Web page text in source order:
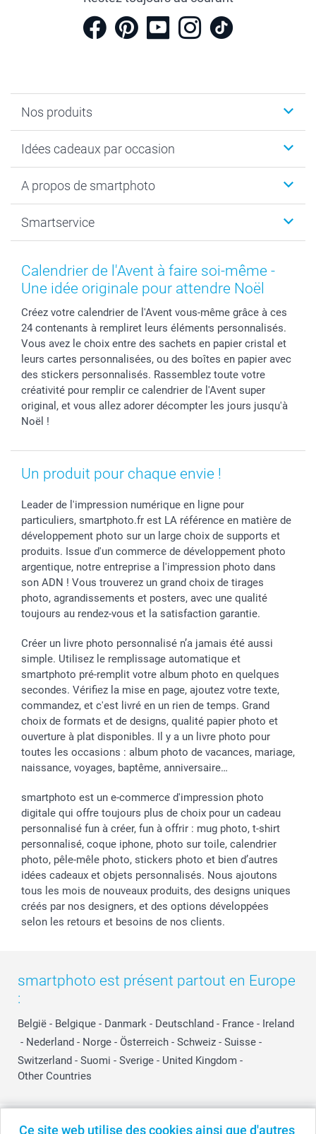
Ce site web utilise des cookies ainsi que d'autres
Nos produits
Calendrier photo & Agenda photo
Tirage photo & agrandissement
Faire-part & Cartes
Coques smartphone
Stickers & Etiquettes
Dénicheur d'idées cadeau
Idées cadeaux par occasion
Anniversaire
Naissance & baptême
Fête des Mères
Fête des Pères
Baptême
Toussaint
Rentrée des classes
Saint-Valentin
Vacances
A propos de smartphoto
Plan du site
Droit de rétraction
Plaintes
Gestion des cookies
Tarifs
Partenariats & Influence
Investisseurs
Smartservice
Aide
smartbonus
Livraison
Modes de paiement
Grandes quantités
Statut de ma commande
Calendrier de l'Avent à faire soi-même -
Une idée originale pour attendre Noël
Créez votre calendrier de l'Avent vous-même grâce à ces
24 contenants à rempliret leurs éléments personnalisés.
Vous avez le choix entre des sachets en papier cristal et
leurs cartes personnalisées, ou des boîtes en papier avec
des stickers personnalisés. Rassemblez toute votre
créativité pour remplir ce calendrier de l'Avent super
original, et vous allez adorer décompter les jours jusqu'à
Noël !
Un produit pour chaque envie !
Leader de l'impression numérique en ligne pour
particuliers, smartphoto.fr est LA référence en matière de
développement photo sur un large choix de supports et
produits. Issue d'un commerce de développement photo
argentique, notre entreprise a l'impression photo dans
son ADN ! Vous trouverez un grand choix de tirages
photo, agrandissements et posters, avec une qualité
toujours au rendez-vous et la satisfaction garantie.
Créer un livre photo personnalisé n’a jamais été aussi
simple. Utilisez le remplissage automatique et
smartphoto pré-remplit votre album photo en quelques
secondes. Vérifiez la mise en page, ajoutez votre texte,
commandez, et c'est livré en un rien de temps. Grand
choix de formats et de designs, qualité papier photo et
ouverture à plat disponibles. Il y a un livre photo pour
toutes les occasions : album photo de vacances, mariage,
naissance, voyages, baptême, anniversaire…
smartphoto est un e-commerce d'impression photo
digitale qui offre toujours plus de choix pour un cadeau
personnalisé fun à créer, fun à offrir : mug photo, t-shirt
personnalisé, coque iphone, photo sur toile, calendrier
photo, pêle-mêle photo, stickers photo et bien d’autres
idées cadeaux et objets personnalisés. Nous ajoutons
tous les mois de nouveaux produits, des designs uniques
créés par nos designers, et des options développées
selon les retours et besoins de nos clients.
smartphoto est présent partout en Europe
:
België - Belgique - Danmark - Deutschland - France - Ireland
- Nederland - Norge - Österreich - Schweiz - Suisse -
Switzerland - Suomi - Sverige - United Kingdom -
Other Countries
Tous les prix sont en EURO (€), TVA incluse et hors frais de port.